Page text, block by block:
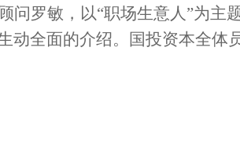
问罗敏，以“职场生意人”为主
动全面的介绍。国投资本全体